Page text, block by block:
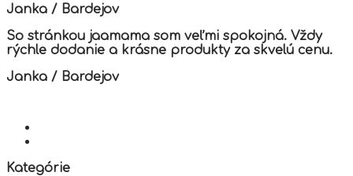
Janka / Bardejov
So stránkou jaamama som veľmi spokojná. Vždy
rýchle dodanie a krásne produkty za skvelú cenu.
Janka / Bardejov
Kategórie